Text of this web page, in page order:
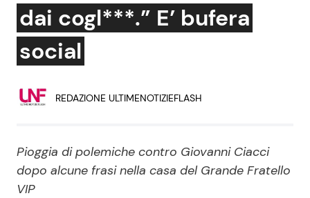
Dal Mondo
Economia
Persone Scomparse
Coppie VIP
Soap Opera
dai cogl***.” E’ bufera
social
REDAZIONE ULTIMENOTIZIEFLASH
Pioggia di polemiche contro Giovanni Ciacci
dopo alcune frasi nella casa del Grande Fratello
VIP